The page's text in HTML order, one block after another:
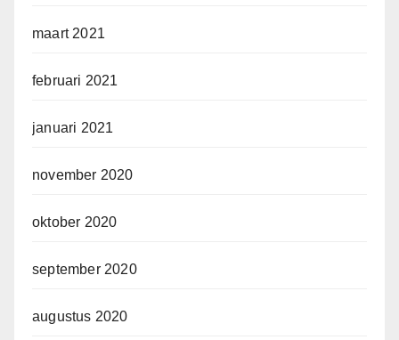
maart 2021
februari 2021
januari 2021
november 2020
oktober 2020
september 2020
augustus 2020